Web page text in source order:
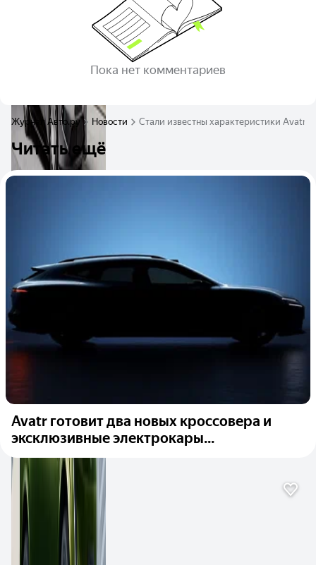
Пока нет комментариев
Журнал Авто.ру Новости Стали известны характеристики Avatr
Читать ещё
Avatr готовит два новых кроссовера и
эксклюзивные электрокары...